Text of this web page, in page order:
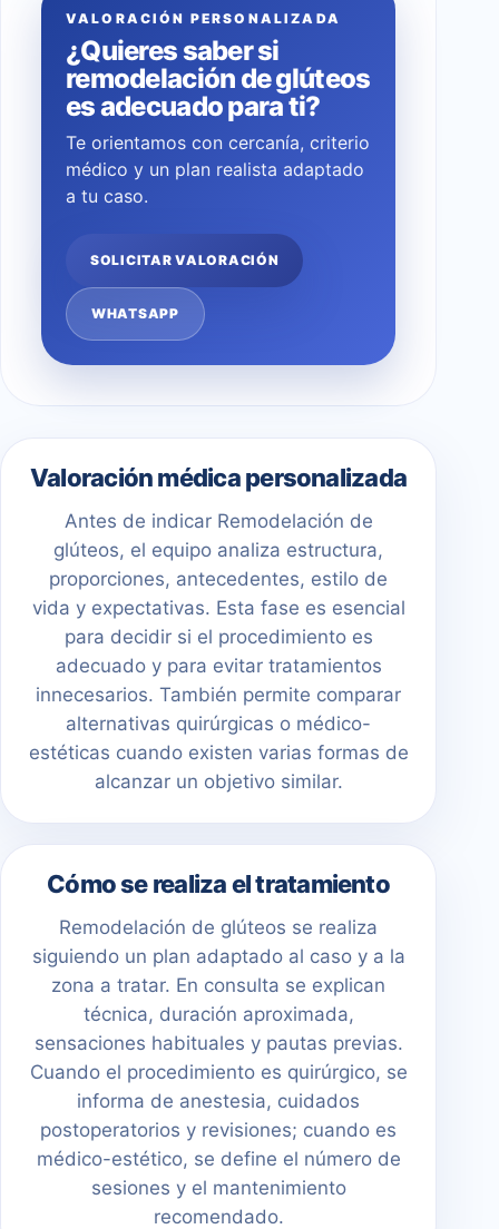
VALORACIÓN PERSONALIZADA
¿Quieres saber si
remodelación de glúteos
es adecuado para ti?
Te orientamos con cercanía, criterio
médico y un plan realista adaptado
a tu caso.
SOLICITAR VALORACIÓN
WHATSAPP
Valoración médica personalizada
Antes de indicar Remodelación de
glúteos, el equipo analiza estructura,
proporciones, antecedentes, estilo de
vida y expectativas. Esta fase es esencial
para decidir si el procedimiento es
adecuado y para evitar tratamientos
innecesarios. También permite comparar
alternativas quirúrgicas o médico-
estéticas cuando existen varias formas de
alcanzar un objetivo similar.
Cómo se realiza el tratamiento
Remodelación de glúteos se realiza
siguiendo un plan adaptado al caso y a la
zona a tratar. En consulta se explican
técnica, duración aproximada,
sensaciones habituales y pautas previas.
Cuando el procedimiento es quirúrgico, se
informa de anestesia, cuidados
postoperatorios y revisiones; cuando es
médico-estético, se define el número de
sesiones y el mantenimiento
recomendado.